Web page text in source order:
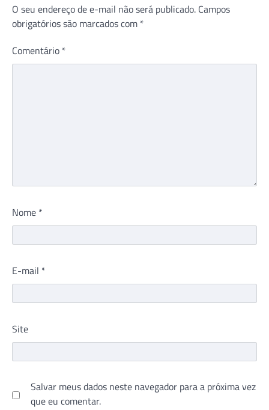
O seu endereço de e-mail não será publicado. Campos
obrigatórios são marcados com *
Comentário *
Nome *
E-mail *
Site
Salvar meus dados neste navegador para a próxima vez
que eu comentar.